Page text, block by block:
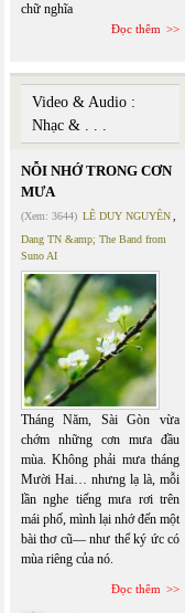
chữ nghĩa
Đọc thêm
Video & Audio :
Nhạc & . . .
NỖI NHỚ TRONG CƠN
MƯA
(Xem: 3644) LÊ DUY NGUYÊN
Dang TN &amp; The Band from
Suno AI
Tháng Năm, Sài Gòn vừa
chớm những cơn mưa đầu
mùa. Không phải mưa tháng
Mười Hai… nhưng lạ là, mỗi
lần nghe tiếng mưa rơi trên
mái phố, mình lại nhớ đến một
bài thơ cũ— như thể ký ức có
mùa riêng của nó.
Đọc thêm